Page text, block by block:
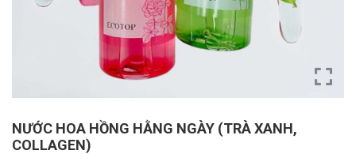
NƯỚC HOA HỒNG HẰNG NGÀY (TRÀ XANH,
COLLAGEN)